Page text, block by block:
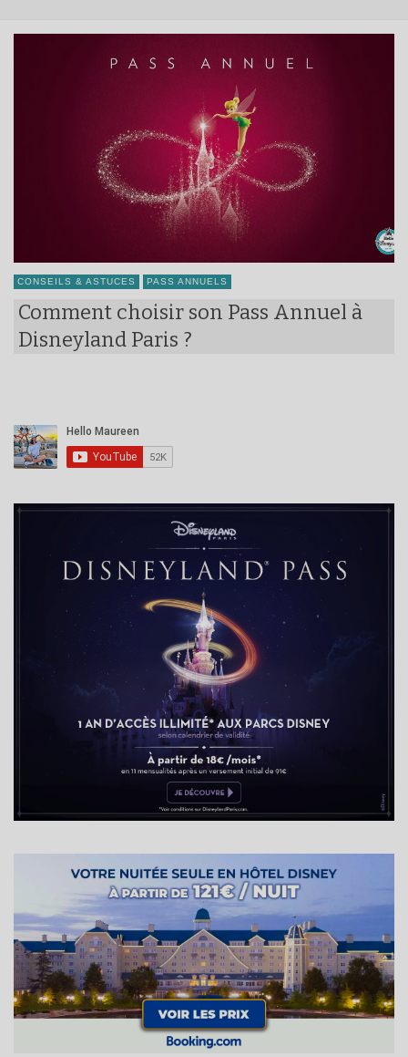
CONSEILS & ASTUCES PASS ANNUELS
Comment choisir son Pass Annuel à
Disneyland Paris ?